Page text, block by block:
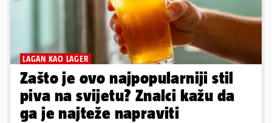
LAGAN KAO LAGER
Zašto je ovo najpopularniji stil
piva na svijetu? Znalci kažu da
ga je najteže napraviti